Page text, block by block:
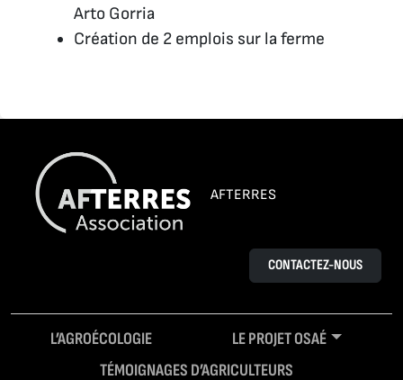
Arto Gorria
Création de 2 emplois sur la ferme
AFTERRES
CONTACTEZ-NOUS
L’AGROÉCOLOGIE
LE PROJET OSAÉ
TÉMOIGNAGES D’AGRICULTEURS